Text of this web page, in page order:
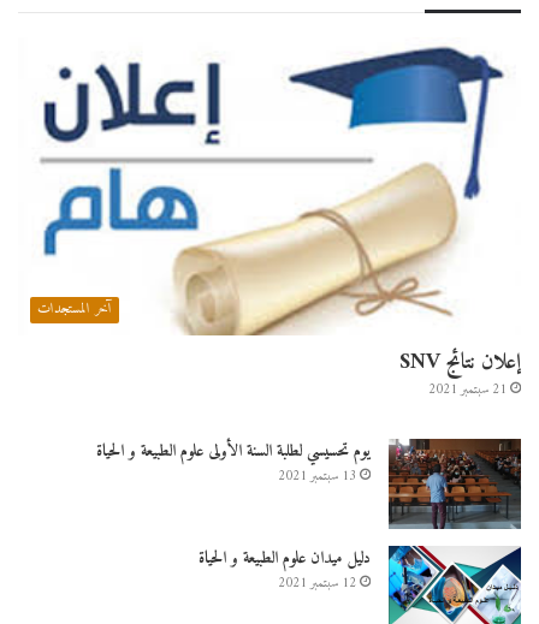
آخر المستجدات
إعلان نتائج SNV
21 سبتمبر 2021
يوم تحسيسي لطلبة السنة الأولى علوم الطبيعة و الحياة
13 سبتمبر 2021
دليل ميدان علوم الطبيعة و الحياة
12 سبتمبر 2021